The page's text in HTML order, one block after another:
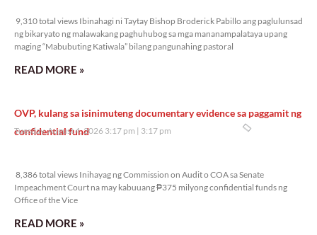
9,310 total views Ibinahagi ni Taytay Bishop Broderick Pabillo ang paglulunsad
ng bikaryato ng malawakang paghuhubog sa mga mananampalataya upang
maging “Mabubuting Katiwala” bilang pangunahing pastoral
READ MORE »
OVP, kulang sa isinimuteng documentary evidence sa paggamit ng
confidential fund
Tuesday, August 4, 2026 3:17 pm 3:17 pm
8,386 total views Inihayag ng Commission on Audit o COA sa Senate
Impeachment Court na may kabuuang ₱375 milyong confidential funds ng
Office of the Vice
READ MORE »